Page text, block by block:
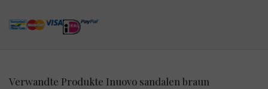
Verwandte Produkte Inuovo sandalen braun